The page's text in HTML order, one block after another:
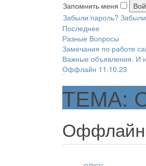
Запомнить меня
Забыли пароль?
Последнее
Разные Вопросы
Замечания по работе
Важные объявления. И
Оффлайн 11.10.23
ТЕМА:
Оффлайн